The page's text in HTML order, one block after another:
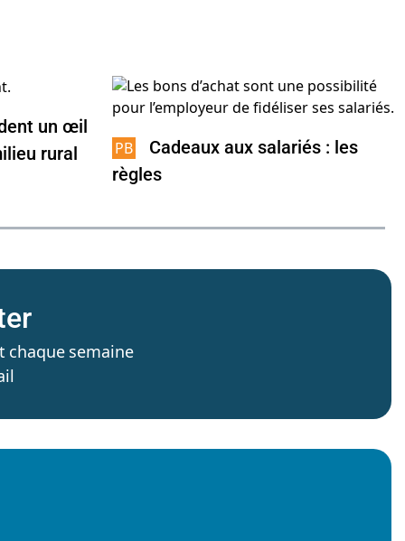
un œil
rural
Cadeaux aux salariés : les
règles
chaque semaine